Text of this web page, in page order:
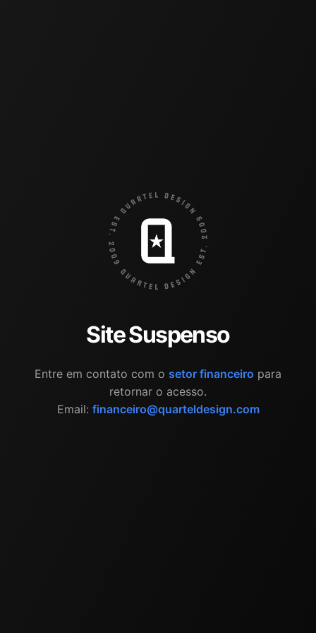
Site Suspenso
Entre em contato com o setor financeiro para
retornar o acesso.
Email: financeiro@quarteldesign.com